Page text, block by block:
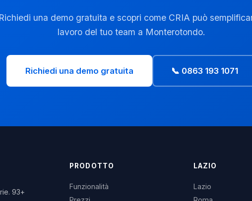
Richiedi una demo gratuita e scopri come CRIA può
lavoro del tuo team a Monterotondo.
Richiedi una demo gratuita 📞 0863 193 1071
93+
PRODOTTO
Funzionalità
LAZIO
Lazio